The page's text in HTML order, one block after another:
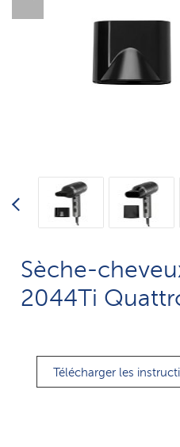
Sèche-
2044Ti
Télécharger les